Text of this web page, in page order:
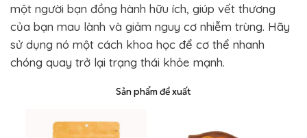
một người bạn đồng hành hữu ích, giúp vết thương
của bạn mau lành và giảm nguy cơ nhiễm trùng. Hãy
sử dụng nó một cách khoa học để cơ thể nhanh
chóng quay trở lại trạng thái khỏe mạnh.
Sản phẩm đề xuất